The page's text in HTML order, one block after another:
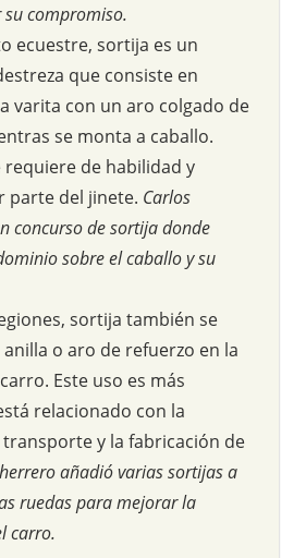
compromiso.
ecuestre, sortija es un
que consiste en
varita con un aro colgado de
se monta a caballo.
requiere de habilidad y
parte del jinete. Carlos
concurso de sortija donde
sobre el caballo y su
sortija también se
o aro de refuerzo en la
Este uso es más
relacionado con la
y la fabricación de
añadió varias sortijas a
ruedas para mejorar la
carro.